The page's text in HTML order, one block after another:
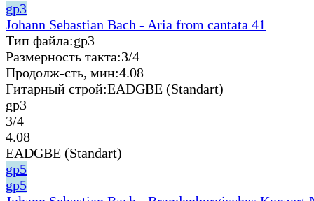
gp3
Johann Sebastian Bach - Aria from cantata 41
Тип файла:gp3
Размерность такта:3/4
Продолж-сть, мин:4.08
Гитарный строй:EADGBE (Standart)
gp3
3/4
4.08
EADGBE (Standart)
gp5
gp5